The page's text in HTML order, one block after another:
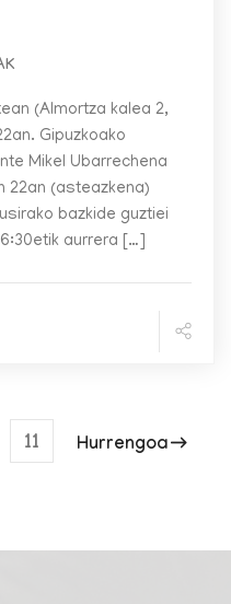
(Almortza kalea 2,
Gipuzkoako
Mikel Ubarrechena
22an (asteazkena)
bazkide guztiei
aurrera […]
11 Hurrengoa